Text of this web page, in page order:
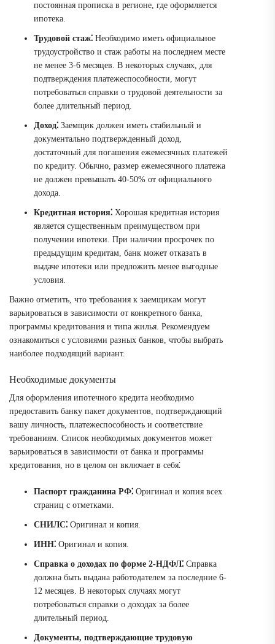
постоянная прописка в регионе, где оформляется
ипотека.
Трудовой стаж⁚ Необходимо иметь официальное
трудоустройство и стаж работы на последнем месте
не менее 3-6 месяцев. В некоторых случаях, для
подтверждения платежеспособности, могут
потребоваться справки о трудовой деятельности за
более длительный период.
Доход⁚ Заемщик должен иметь стабильный и
документально подтвержденный доход,
достаточный для погашения ежемесячных платежей
по кредиту. Обычно, размер ежемесячного платежа
не должен превышать 40-50% от официального
дохода.
Кредитная история⁚ Хорошая кредитная история
является существенным преимуществом при
получении ипотеки. При наличии просрочек по
предыдущим кредитам, банк может отказать в
выдаче ипотеки или предложить менее выгодные
условия.
Важно отметить, что требования к заемщикам могут
варьироваться в зависимости от конкретного банка,
программы кредитования и типа жилья. Рекомендуем
ознакомиться с условиями разных банков, чтобы выбрать
наиболее подходящий вариант.
Необходимые документы
Для оформления ипотечного кредита необходимо
предоставить банку пакет документов, подтверждающий
вашу личность, платежеспособность и соответствие
требованиям. Список необходимых документов может
варьироваться в зависимости от банка и программы
кредитования, но в целом он включает в себя⁚
Паспорт гражданина РФ⁚ Оригинал и копия всех
страниц с отметками.
СНИЛС⁚ Оригинал и копия.
ИНН⁚ Оригинал и копия.
Справка о доходах по форме 2-НДФЛ⁚ Справка
должна быть выдана работодателем за последние 6-
12 месяцев. В некоторых случаях могут
потребоваться справки о доходах за более
длительный период.
Документы, подтверждающие трудовую